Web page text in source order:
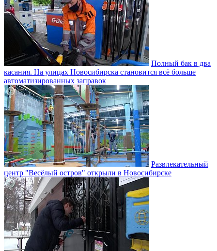
Полный бак в два
касания. На улицах Новосибирска становится всё больше
автоматизированных заправок
Развлекательный
центр "Весёлый остров" открыли в Новосибирске